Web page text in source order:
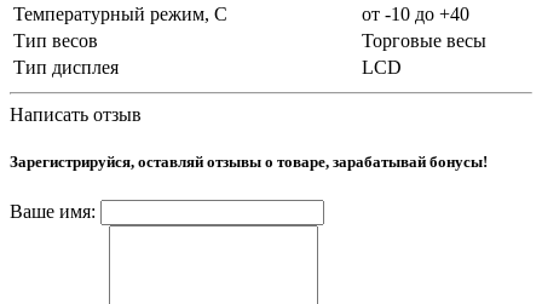
Температурный режим, С
от -10 до +40
Тип весов
Торговые весы
Тип дисплея
LCD
Написать отзыв
Зарегистрируйся, оставляй отзывы о товаре, зарабатывай бонусы!
Ваше имя: